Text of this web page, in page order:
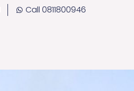
Call 0811800946